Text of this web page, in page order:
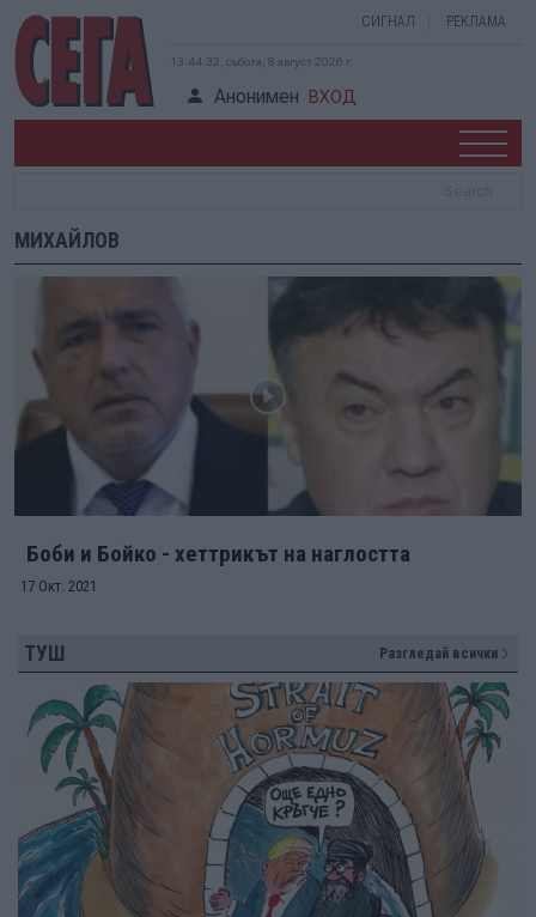
СИГНАЛ РЕКЛАМА
13:44:32, събота, 8 август 2026 г.
Анонимен ВХОД
МИХАЙЛОВ
Боби и Бойко - хеттрикът на наглостта
17 Окт. 2021
ТУШ Разгледай всички